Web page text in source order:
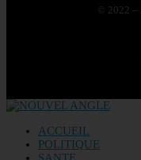
© 2022
ACCUEIL
POLITIQUE
SANTE